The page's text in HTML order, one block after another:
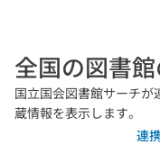
全国の図書
国立国会図書館サーチ
蔵情報を表示します。
連